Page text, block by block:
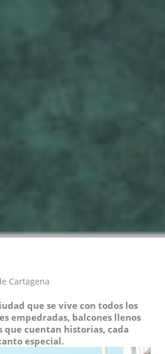
Cartagena​
que se vive con todos los
empedradas, balcones llenos
que cuentan historias, cada
especial.